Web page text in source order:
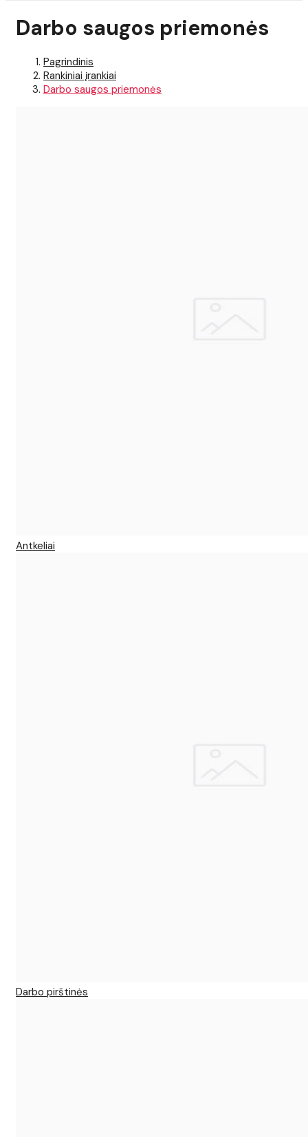
Darbo saugos priemonės
Pagrindinis
Rankiniai įrankiai
Darbo saugos priemonės
Antkeliai
Darbo pirštinės